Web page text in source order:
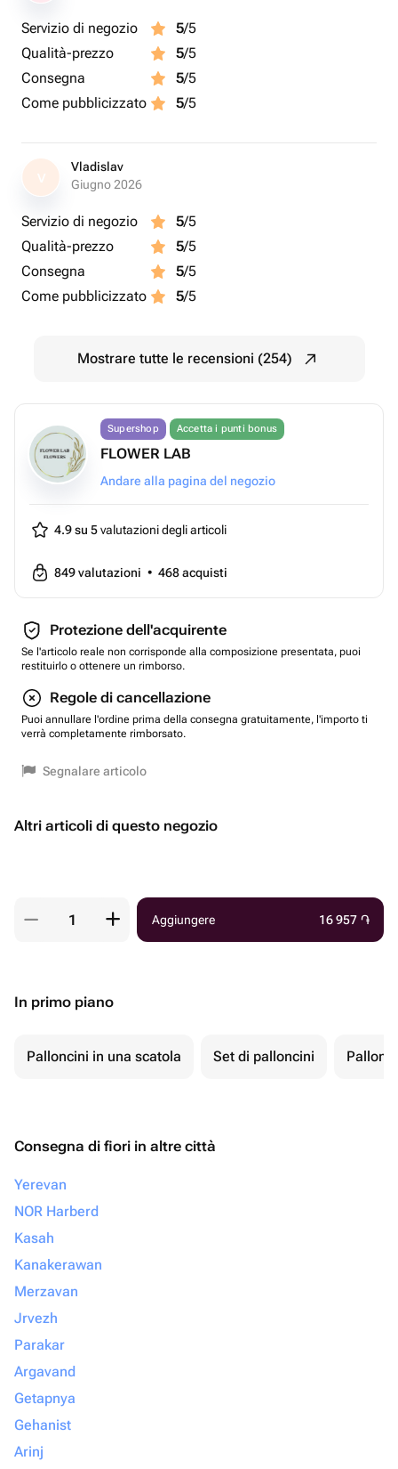
Servizio di negozio 5/5
Qualità-prezzo
5/5
Consegna
5/5
Come pubblicizzato
5/5
V
Vladislav
Giugno 2026
Servizio di negozio 5/5
Qualità-prezzo
5/5
Consegna
5/5
Come pubblicizzato
5/5
Mostrare tutte le recensioni (254)
Supershop Accetta i punti bonus
FLOWER LAB
Andare alla pagina del negozio
4.9 su 5valutazioni degli articoli
849valutazioni • 468acquisti
Protezione dell'acquirente
Se l'articolo reale non corrisponde alla composizione presentata, puoi
restituirlo o ottenere un rimborso.
Regole di cancellazione
Puoi annullare l'ordine prima della consegna gratuitamente, l'importo ti
verrà completamente rimborsato.
Segnalare articolo
Altri articoli di questo negozio
Aggiungere 16 957 ֏
In primo piano
Palloncini in una scatola Set di palloncini
Consegna di fiori in altre città
Yerevan
NOR Harberd
Kasah
Kanakerawan
Merzavan
Jrvezh
Parakar
Argavand
Getapnya
Gehanist
Arinj